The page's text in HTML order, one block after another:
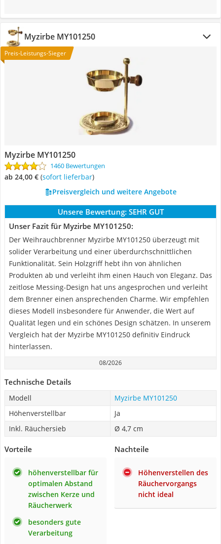
Myzirbe MY101250
Preis-Leistungs-Sieger
Myzirbe MY101250
1460 Bewertungen
ab 24,00 € ( Sofort lieferbar)
Preisvergleich und weitere Angebote
Unsere Bewertung: SEHR GUT
Unser Fazit für Myzirbe MY101250:
Der Weihrauchbrenner Myzirbe MY101250 überzeugt mit
solider Verarbeitung und einer überdurchschnittlichen
Funktionalität. Sein Holzgriff hebt ihn von ähnlichen
Produkten ab und verleiht ihm einen Hauch von Eleganz. Das
zeitlose Messing-Design hat uns angesprochen und verleiht
dem Brenner einen ansprechenden Charme. Wir empfehlen
dieses Modell insbesondere für Anwender, die Wert auf
Qualität legen und ein schönes Design schätzen. In unserem
Vergleich hat der Myzirbe MY101250 definitiv Eindruck
hinterlassen.
08/2026
Technische Details
Modell
Myzirbe MY101250
Höhenverstellbar
Ja
Inkl. Räuchersieb
Ø 4,7 cm
Vorteile
höhenverstellbar für
optimalen Abstand
zwischen Kerze und
Räucherwerk
besonders gute
Verarbeitung
Nachteile
Höhenverstellen des
Räuchervorgangs
nicht ideal